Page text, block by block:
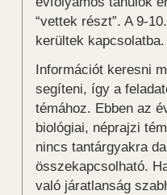
“vettek részt”. A 9-
kerültek kapcsolatba.
Információt keresni
segíteni, így a
témához. Ebben az
biológiai, néprajzi
nincs tantárgyakra
összekapcsolható.
való járatlanság